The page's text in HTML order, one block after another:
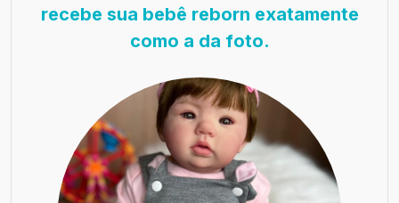
recebe sua bebê reborn exatamente
como a da foto.